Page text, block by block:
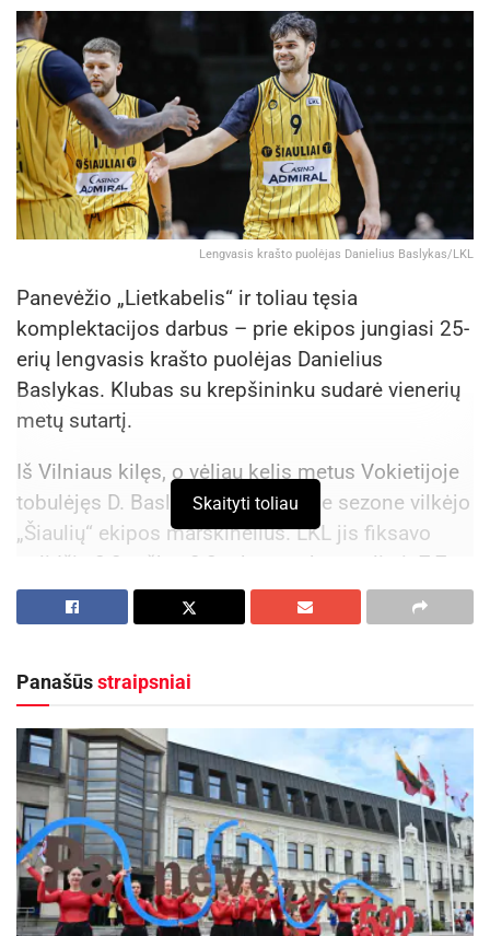
Lengvasis krašto puolėjas Danielius Baslykas/LKL
Panevėžio „Lietkabelis“ ir toliau tęsia
komplektacijos darbus – prie ekipos jungiasi 25-
erių lengvasis krašto puolėjas Danielius
Baslykas. Klubas su krepšininku sudarė vienerių
metų sutartį.
Iš Vilniaus kilęs, o vėliau kelis metus Vokietijoje
tobulėjęs D. Baslykas praėjusiame sezone vilkėjo
„Šiaulių“ ekipos marškinėlius. LKL jis fiksavo
solidžią 8,3 taško, 3,8 atkovoto kamuolio ir 7,7
naudingumo balo statistiką.
išskyrus Kultūros ir poilsio parko braidyklą
2026-08-07
Kauno rajone, Čekiškėje vyks 2028 metų Europos
ir pasaulio greičio automodelių čempionatas
2026-08-07
198 cm ūgio krepšininkas iš viso Šiauliuose su
Skaityti toliau
Panašūsstraipsniai